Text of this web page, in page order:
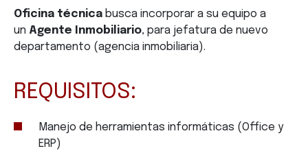
Oficina técnica busca incorporar a su equipo a
un Agente Inmobiliario, para jefatura de nuevo
departamento (agencia inmobiliaria).
REQUISITOS:
Manejo de herramientas informáticas (Office y
ERP)